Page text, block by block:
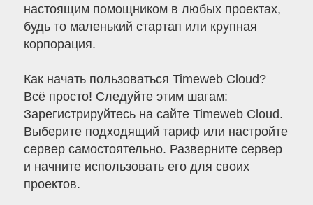
настоящим помощником в любых проектах,
будь то маленький стартап или крупная
корпорация.
Как начать пользоваться Timeweb Cloud?
Всё просто! Следуйте этим шагам:
Зарегистрируйтесь на сайте Timeweb Cloud.
Выберите подходящий тариф или настройте
сервер самостоятельно. Разверните сервер
и начните использовать его для своих
проектов.